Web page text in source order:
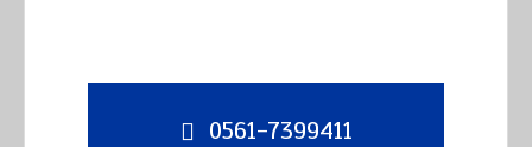
0561-7399411